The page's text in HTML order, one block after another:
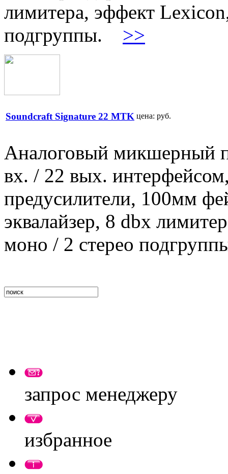
лимитера, эффект
подгруппы. >>
Soundcraft Signature 22 MTK цена: руб.
Аналоговый микшерный
вх. / 22 вых.
предусилители, 100мм
эквалайзер, 8 dbx
моно / 2 стерео
запрос менеджеру
избранное